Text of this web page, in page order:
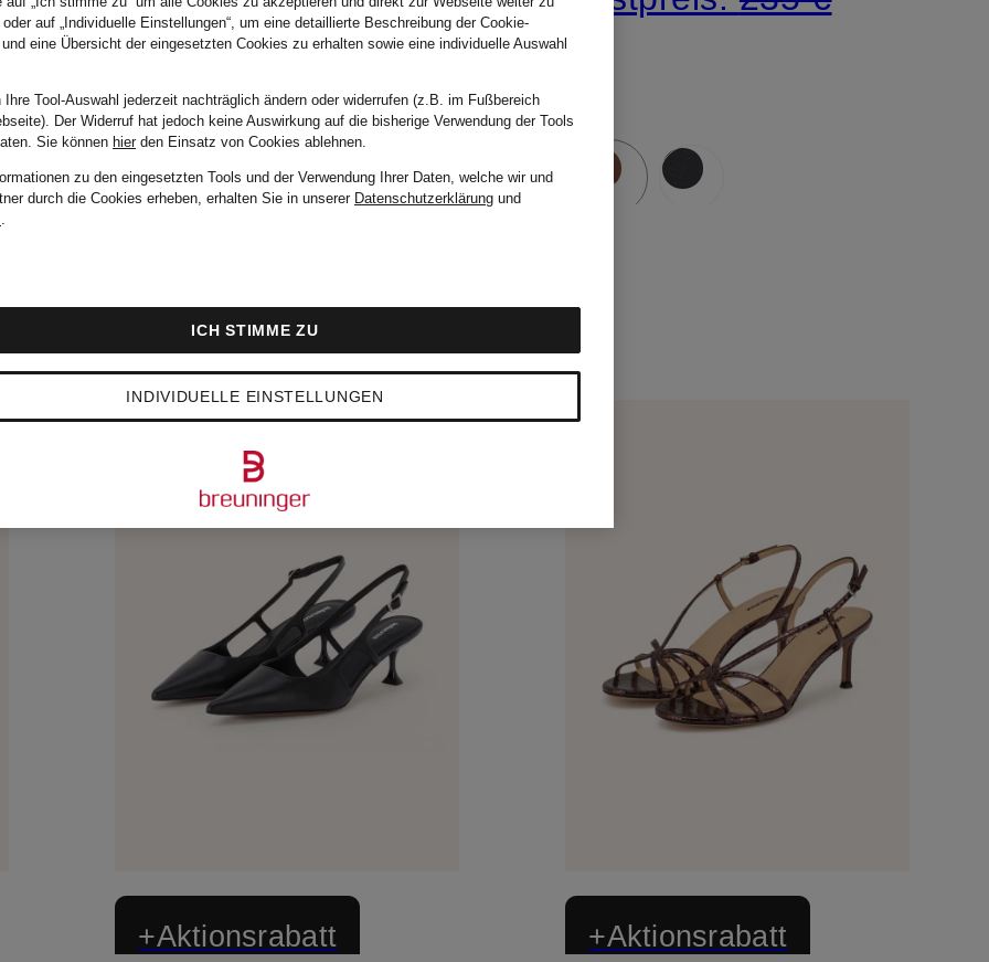
Ursprünglich:230 €
+Aktionsrabatt +Aktionsrabatt
auf „Individuelle Einstellungen“, um eine detaillierte Beschreibung der Cookie-
eine Übersicht der eingesetzten Cookies zu erhalten sowie eine individuelle Auswahl
Ihre Tool-Auswahl jederzeit nachträglich ändern oder widerrufen (z.B. im Fußbereich
Der Widerruf hat jedoch keine Auswirkung auf die bisherige Verwendung der Tools
Sie können hierden Einsatz von Cookies ablehnen.
zu den eingesetzten Tools und der Verwendung Ihrer Daten, welche wir und
durch die Cookies erheben, erhalten Sie in unserer Datenschutzerklärung und
.
INDIVIDUELLE EINSTELLUNGEN
ICH STIMME ZU